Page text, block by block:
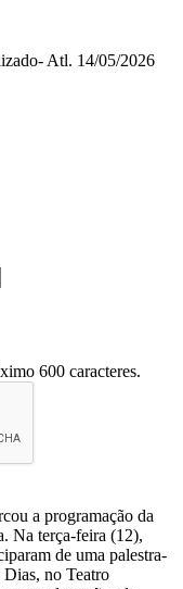
- Atl. 14/05/2026
600 caracteres.
a programação da
Na terça-feira (12),
de uma palestra-
no Teatro